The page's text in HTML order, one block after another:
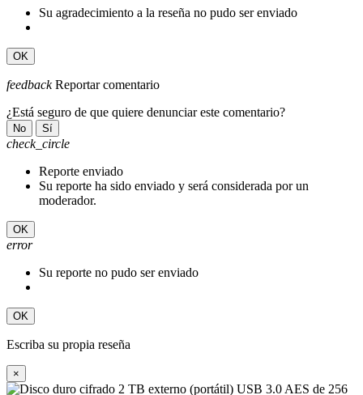
Su agradecimiento a la reseña no pudo ser enviado
OK
feedback Reportar comentario
¿Está seguro de que quiere denunciar este comentario?
No Sí
check_circle
Reporte enviado
Su reporte ha sido enviado y será considerada por un
moderador.
OK
error
Su reporte no pudo ser enviado
OK
Escriba su propia reseña
×